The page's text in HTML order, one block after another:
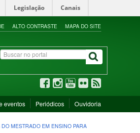
Legislação Canais
ALTO CONTRASTE MAPA DO SITE
eventos Periódicos Ouvidoria
MESTRADO EM ENSINO PARA